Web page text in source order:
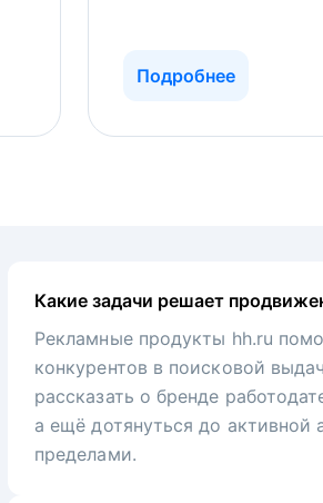
Подробнее
Какие задачи решает
Рекламные продукты hh.ru
конкурентов в поисковой
рассказать о бренде
а ещё дотянуться до активной
пределами.